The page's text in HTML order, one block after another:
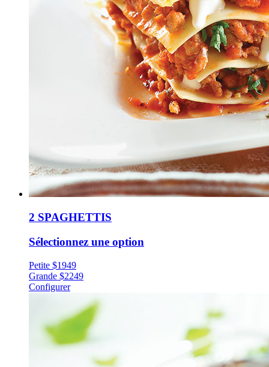
2 SPAGHETTIS
Sélectionnez une option
Petite $1949
Grande $2249
Configurer